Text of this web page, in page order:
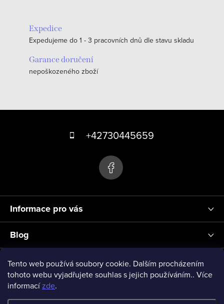
Tento web používá soubory cookie. Dalším procházením
tohoto webu vyjadřujete souhlas s jejich používáním.. Více
informacízde.
Expedice
Expedujeme do 1 - 3 pracovních dnů dle stavu skladu
Garance doručení
nepoškozeného zboží
í
+42730445659
Informace pro vás
Blog
Přihlášení